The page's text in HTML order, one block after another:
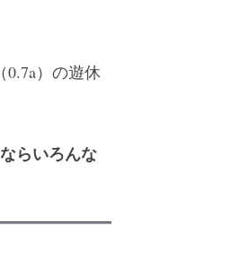
）の遊休
らいろんな